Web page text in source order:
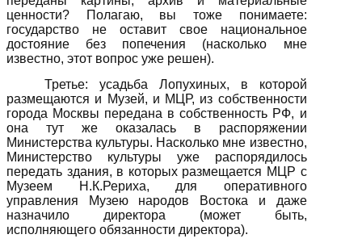
ценности? Полагаю, вы тоже понимаете:
государство не оставит свое национальное
достояние без попечения (насколько мне
известно, этот вопрос уже решен).
Третье: усадьба Лопухиных, в которой
размещаются и Музей, и МЦР, из собственности
города Москвы передана в собственность РФ, и
она тут же оказалась в распоряжении
Министерства культуры. Насколько мне известно,
Министерство культуры уже распорядилось
передать здания, в которых размещается МЦР с
Музеем Н.К.Рериха, для оперативного
управления Музею народов Востока и даже
назначило директора (может быть,
исполняющего обязанности директора).